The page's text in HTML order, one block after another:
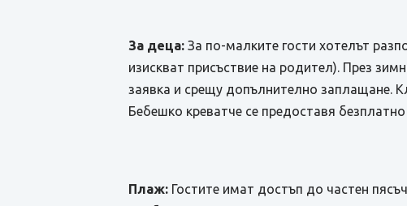
За деца: За по-малките гости хотелът
изискват присъствие на родител). През
заявка и срещу допълнително заплащане.
Бебешко креватче се предоставя безплатно
Плаж: Гостите имат достъп до частен